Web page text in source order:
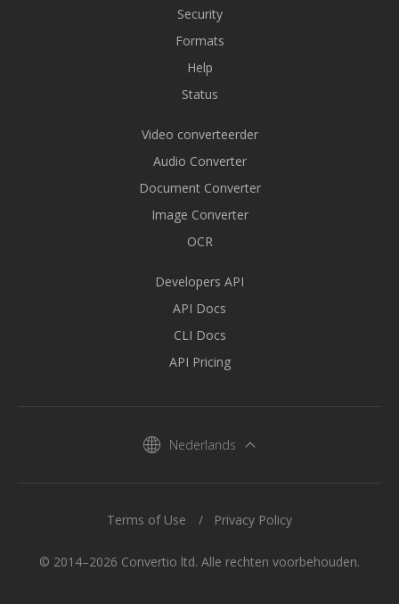
Security
Formats
Help
Status
Video converteerder
Audio Converter
Document Converter
Image Converter
OCR
Developers API
API Docs
CLI Docs
API Pricing
Nederlands
© 2014–2026 Convertio ltd. Alle rechten voorbehouden.
Terms of Use Privacy Policy